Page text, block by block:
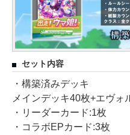
セット内容
・構築済みデッキ
メインデッキ40枚+エヴォ
・リーダーカード:1枚
・コラボEPカード:3枚